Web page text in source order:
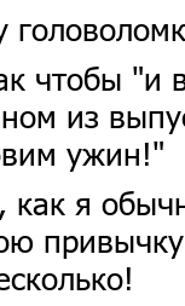
чтобы
из
ужин!"
как я